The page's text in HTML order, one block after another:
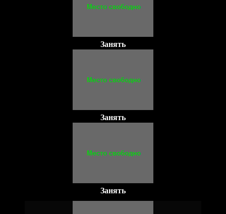
Занять
Занять
Занять